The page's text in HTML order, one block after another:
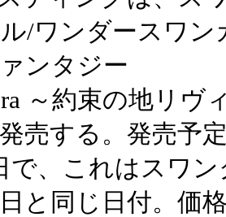
/ワンダースワン
ンタジー
～約束の地リヴ
売する。発売予
で、これはスワ
と同じ日付。価